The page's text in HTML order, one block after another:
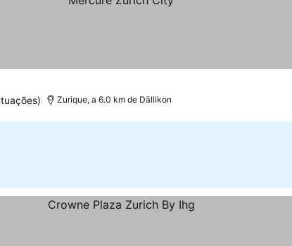
Zurique, a 6.0 km de Dällikon